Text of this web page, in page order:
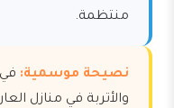
منتظمة.
نصيحة موسمية:
والأتربة في منازل